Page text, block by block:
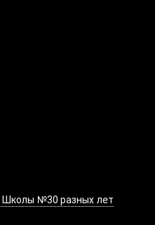
Школы №30 разных лет